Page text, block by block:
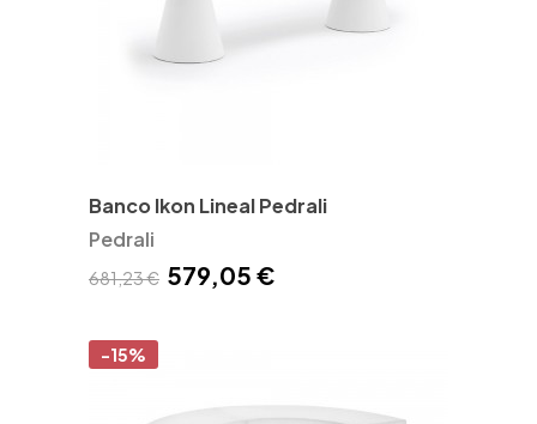
Banco Ikon Lineal Pedrali
Pedrali
681,23 € 579,05 €
-15%